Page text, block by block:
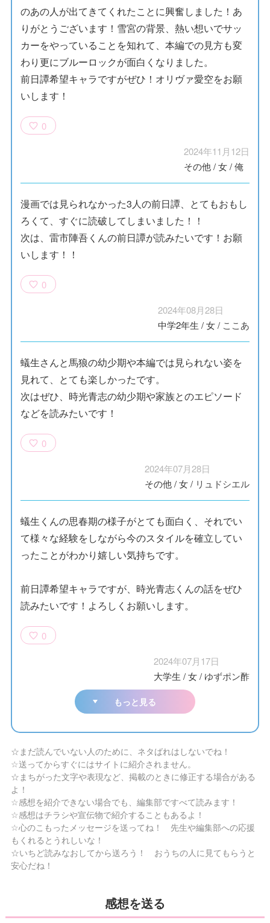
のあの人が出てきてくれたことに興奮しました！あ
りがとうございます！雪宮の背景、熱い想いでサッ
カーをやっていることを知れて、本編での見方も変
わり更にブルーロックが面白くなりました。
前日譚希望キャラですがぜひ！オリヴァ愛空をお願
いします！
0
2024年11月12日
その他/女/俺
漫画では見られなかった3人の前日譚、とてもおもし
ろくて、すぐに読破してしまいました！！
次は、雷市陣吾くんの前日譚が読みたいです！お願
いします！！
0
2024年08月28日
中学2年生 /女/ ここあ
蟻生さんと馬狼の幼少期や本編では見られない姿を
見れて、とても楽しかったです。
次はぜひ、時光青志の幼少期や家族とのエピソード
などを読みたいです！
0
2024年07月28日
その他/女/ リュドシエル
蟻生くんの思春期の様子がとても面白く、それでい
て様々な経験をしながら今のスタイルを確立してい
ったことがわかり嬉しい気持ちです。
前日譚希望キャラですが、時光青志くんの話をぜひ
読みたいです！よろしくお願いします。
0
2024年07月17日
大学生 /女/ ゆずポン酢
もっと見る
☆まだ読んでいない人のために、ネタばれはしないでね！
☆送ってからすぐにはサイトに紹介されません。
☆まちがった文字や表現など、掲載のときに修正する場合がある
よ！
☆感想を紹介できない場合でも、編集部ですべて読みます！
☆感想はチラシや宣伝物で紹介することもあるよ！
☆心のこもったメッセージを送ってね！ 先生や編集部への応援
もくれるとうれしいな！
☆いちど読みなおしてから送ろう！ おうちの人に見てもらうと
安心だね！
感想を送る